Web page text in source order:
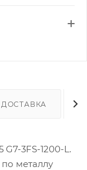
ДОСТАВКА
G7-3FS-1200-L.
металлу